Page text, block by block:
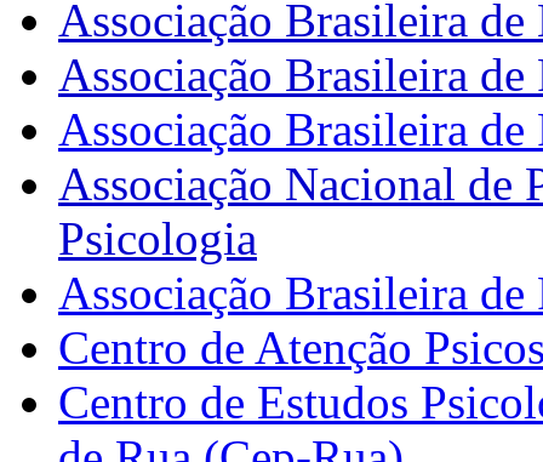
Associação Brasileira de
Associação Brasileira
Associação Brasileira
Associação Nacional de
Psicologia
Associação Brasileira
Centro de Atenção
Centro de Estudos